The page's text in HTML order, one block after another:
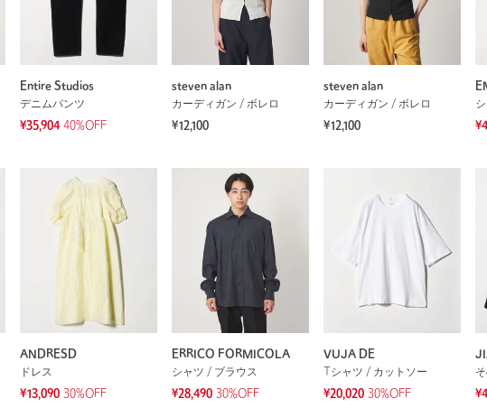
Entire Studios
デニムパンツ
¥35,904 40%OFF
steven alan
カーディガン / ボレロ
¥12,100
steven alan
カーディガン / ボレロ
¥12,100
ANDRESD
ドレス
¥13,090 30%OFF
ERRICO FORMICOLA
シャツ / ブラウス
¥28,490 30%OFF
VUJA DE
Tシャツ / カットソー
¥20,020 30%OFF